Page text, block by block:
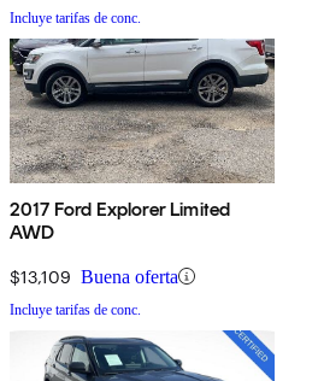
Incluye tarifas de conc.
2017 Ford Explorer Limited
AWD
$13,109 Buena oferta
Incluye tarifas de conc.